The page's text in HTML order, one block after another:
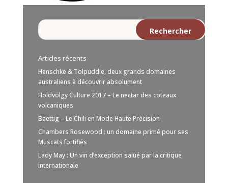
Articles récents
Henschke & Tolpuddle, deux grands domaines
australiens à découvrir absolument
Holdvölgy Culture 2017 – Le nectar des coteaux
volcaniques
Baettig – Le Chili en Mode Haute Précision
Chambers Rosewood : un domaine primé pour ses
Muscats fortifiés
Lady May : Un vin d’exception salué par la critique
internationale